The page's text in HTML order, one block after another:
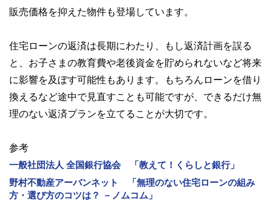
販売価格を抑えた物件も登場しています。
住宅ローンの返済は長期にわたり、もし返済計画を誤る
と、お子さまの教育費や老後資金を貯められないなど将来
に影響を及ぼす可能性もあります。もちろんローンを借り
換えるなど途中で見直すことも可能ですが、できるだけ無
理のない返済プランを立てることが大切です。
参考
一般社団法人 全国銀行協会 「教えて！くらしと銀行」
野村不動産アーバンネット 「無理のない住宅ローンの組み
方・選び方のコツは？ －ノムコム」